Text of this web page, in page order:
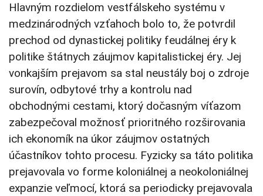
Hlavným rozdielom vestfálskeho systému v
medzinárodných vzťahoch bolo to, že potvrdil
prechod od dynastickej politiky feudálnej éry k
politike štátnych záujmov kapitalistickej éry. Jej
vonkajším prejavom sa stal neustály boj o zdroje
surovín, odbytové trhy a kontrolu nad
obchodnými cestami, ktorý dočasným víťazom
zabezpečoval možnosť prioritného rozširovania
ich ekonomík na úkor záujmov ostatných
účastníkov tohto procesu. Fyzicky sa táto politika
prejavovala vo forme koloniálnej a neokoloniálnej
expanzie veľmocí, ktorá sa periodicky prejavovala